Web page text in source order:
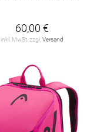
60,00 €
inkl. MwSt. zzgl.Versand